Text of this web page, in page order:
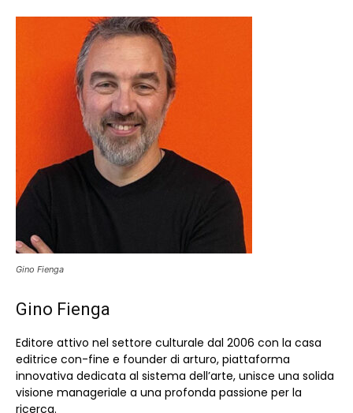
Gino Fienga
Gino Fienga
Editore attivo nel settore culturale dal 2006 con la casa
editrice con-fine e founder di arturo, piattaforma
innovativa dedicata al sistema dell’arte, unisce una solida
visione manageriale a una profonda passione per la
ricerca.